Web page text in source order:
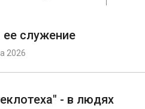
служение
2026
- в людях